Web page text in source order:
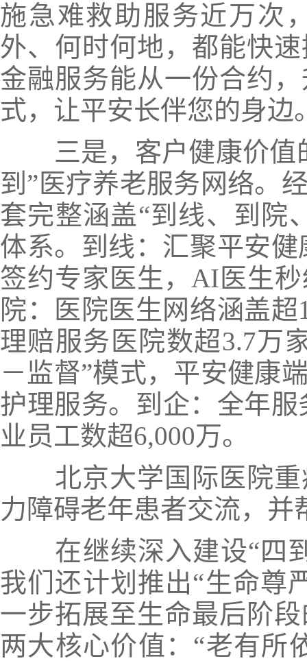
施急难救助服务近万次
外、何时何地，都能快
金融服务能从一份合约
式，让平安长伴您的身边
三是，客户健康价
到”医疗养老服务网络。
套完整涵盖“到线、到院
体系。 到线： 汇聚平安健
签约专家医生，AI医生
院：
医院医生网络涵盖
理赔服务医院数超3.7万
－监督”模式，平安健康
护理服务。 到企： 全年服
业员工数超6,000万。
北京大学国际医院
力障碍老年患者交流，并
在继续深入建设“四
我们还计划推出“生命尊
一步拓展至生命最后阶
两大核心价值：“老有所